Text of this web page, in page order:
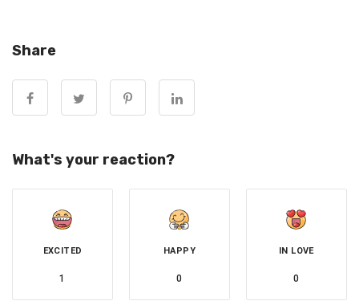
願媽媽.健康長壽，長命百歲..
Share
What's your reaction?
EXCITED
1
HAPPY
0
IN LOVE
0